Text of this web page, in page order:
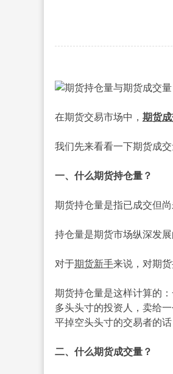
在期货交易市场中， 期货
我们先来看看一下期货成
一、什么期货持仓量？
期货持仓量是指已成交但
持仓量是期货市场纵深发
对于期货新手来说，对期货
期货持仓量是这样计算的
多头头寸的投资人，卖给
平掉空头头寸的交易者的
二、什么期货成交量？